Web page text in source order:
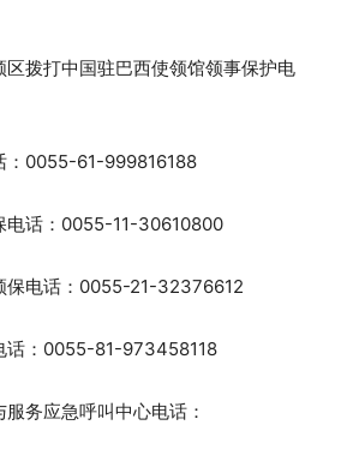
拨打中国驻巴西使领馆领事保护电
：0055-61-999816188
电话：0055-11-30610800
保电话：0055-21-32376612
话：0055-81-973458118
务应急呼叫中心电话：